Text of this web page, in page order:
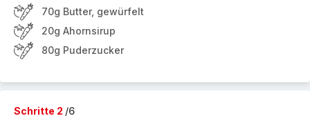
70g Butter, gewürfelt
20g Ahornsirup
80g Puderzucker
Schritte 2 /6